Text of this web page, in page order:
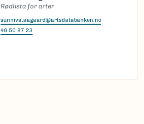
Rødlista for arter
sunniva.aagaard@artsdatabanken.no
46 50 87 23